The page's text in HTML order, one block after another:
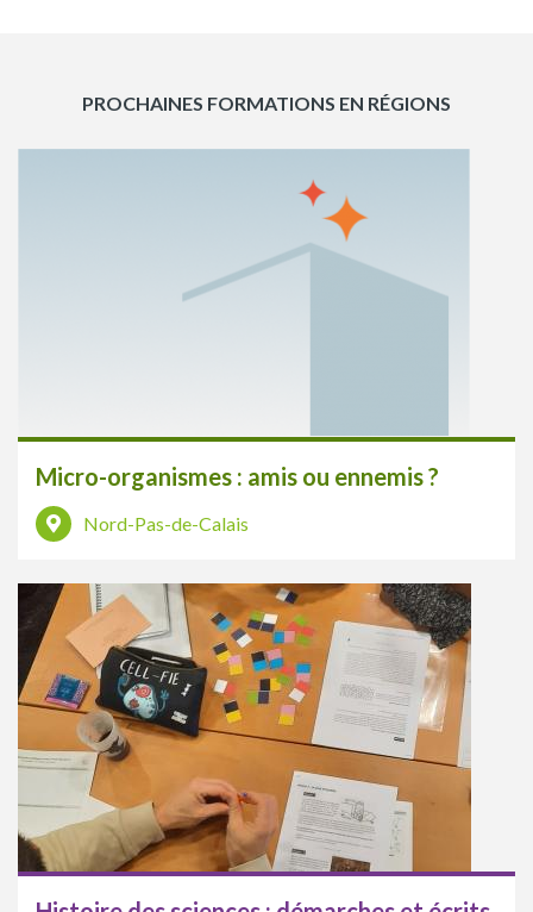
PROCHAINES FORMATIONS EN RÉGIONS
Micro-organismes : amis ou ennemis ?
Nord-Pas-de-Calais